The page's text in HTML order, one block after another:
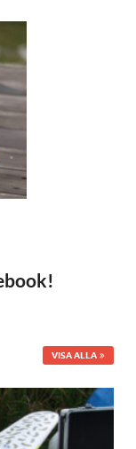
VISA ALLA